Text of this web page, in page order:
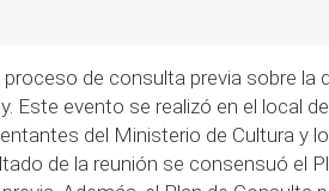
de consulta previa sobre la
evento se realizó en el local
del Ministerio de Cultura y
de la reunión se consensuó el